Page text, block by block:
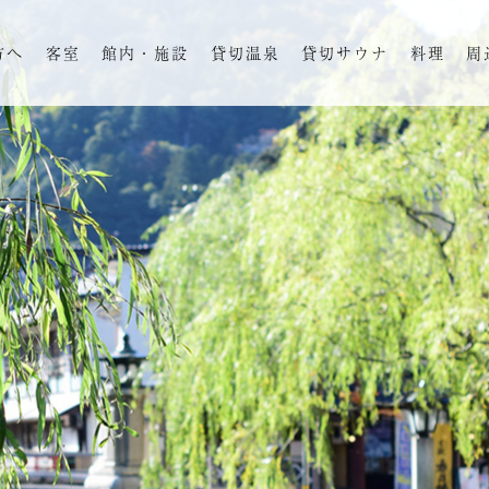
へ 客室 館内・施設 貸切温泉 貸切サウナ 料理 周